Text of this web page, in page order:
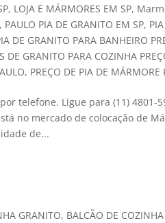
, LOJA E MÁRMORES EM SP,
, PAULO PIA DE GRANITO EM SP,
DE GRANITO PARA BANHEIRO
DE GRANITO PARA COZINHA
, PREÇO DE PIA DE MÁRMORE
telefone. Ligue para (11) 4801-
no mercado de colocação de
de...
GRANITO, BALCÃO DE